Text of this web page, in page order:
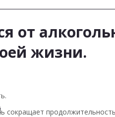
от
жизни.
сокращает